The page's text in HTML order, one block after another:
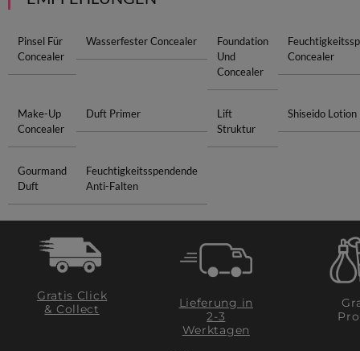
Pinsel Für
Concealer
Wasserfester Concealer
Foundation
Und
Concealer
Concealer
Make-Up
Concealer
Duft Primer
Lift
Struktur
Shiseido Lotion
Gourmand
Duft
Feuchtigkeitsspendende
Anti-Falten
Gratis Click
& Collect
Lieferung in
2-3
Werktagen